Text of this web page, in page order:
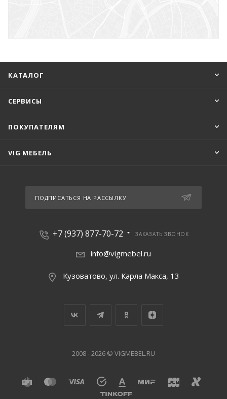
+7 (937) 877-70-72
+7 (800) 505-96-30
Казань, ул. Заречная, 1а
+7 (937) 877-70-72
+7 (800) 505-96-30
Канаш, Янтиковское шоссе, 11
+7 (937) 877-70-72
+7 (800) 505-96-30
Чебоксары, Складской проезд, 6
КАТАЛОГ
СЕРВИСЫ
ПОКУПАТЕЛЯМ
VIG МЕБЕЛЬ
ПОДПИСАТЬСЯ НА РАССЫЛКУ
+7 (937) 877-70-72 ЗАКАЗАТЬ ЗВОНОК
info@vigmebel.ru
Кузоватово, ул. Карла Макса, 13
2008 - 2026 © VIGMEBEL.RU